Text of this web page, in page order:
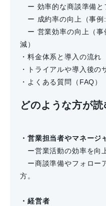
ー 効率的な商談準備と
ー 成約率の向上（事例:
ー 営業効率の向上（事
減）
・料金体系と導入の流れ
・トライアルや導入後の
・よくある質問（FAQ）
どのような方が
・営業担当者やマネージ
ー営業活動の効率を向
ー商談準備やフォロー
方。
・経営者